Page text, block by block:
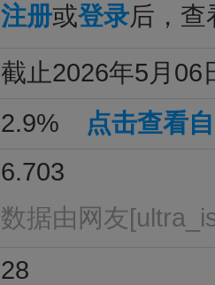
注册或登录后，查
截止2026年5月06
2.9% 点击查看
6.703
数据由网友
28